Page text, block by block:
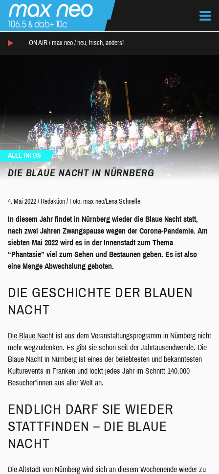
ON AIR / max neo / neu, frisch, anders!
ALLE INFOS
DIE BLAUE NACHT IN NÜRNBERG
4. Mai 2022 / Redaktion / Foto: max neo/Lena Schnelle
In diesem Jahr findet in Nürnberg wieder die Blaue Nacht statt,
nach zwei Jahren Zwangspause wegen der Corona-Pandemie. Am
siebten Mai 2022 wird es in der Innenstadt zum Thema
“Phantasie” viel zum Sehen und Bestaunen geben. Es ist also
eine Menge Abwechslung geboten.
DIE GESCHICHTE DER BLAUEN
NACHT
Die Blaue Nacht ist aus dem Veranstaltungsprogramm in Nürnberg nicht
mehr wegzudenken. Es gibt sie schon seit der Jahrtausendwende. Die
Blaue Nacht in Nürnberg ist eines der beliebtesten und bekanntesten
Kulturevents in Franken und lockt jedes Jahr im Schnitt 140.000
Besucher*innen aus aller Welt an.
ENDLICH DARF SIE WIEDER
STATTFINDEN – DIE BLAUE
NACHT
Die Altstadt von Nürnberg wird sich an diesem Wochenende wieder zu